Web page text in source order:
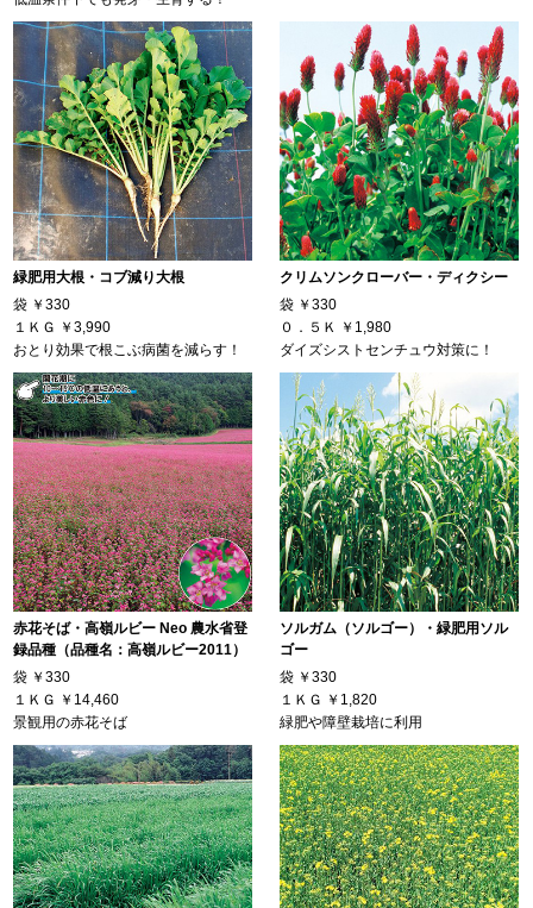
緑肥用大根・コブ減り大根
袋 ￥330
１ＫＧ ￥3,990
おとり効果で根こぶ病菌を減らす！
クリムソンクローバー・ディクシー
袋 ￥330
０．５Ｋ
￥1,980
ダイズシストセンチュウ対策に！
赤花そば・高嶺ルビー Neo 農水省登
録品種（品種名：高嶺ルビー2011）
袋 ￥330
１ＫＧ ￥14,460
景観用の赤花そば
ソルガム（ソルゴー）・緑肥用ソル
ゴー
袋 ￥330
１ＫＧ ￥1,820
緑肥や障壁栽培に利用